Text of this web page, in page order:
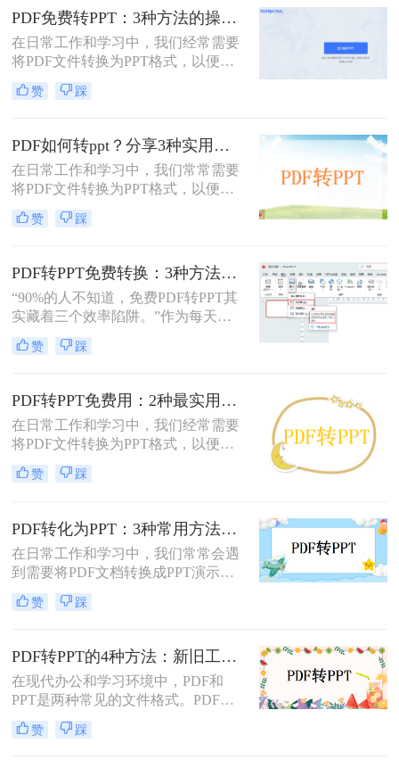
和动态展示效果。那么pdf转ppt怎么
操作呢？本文将介绍五种将PDF转换
为PPT的方法，帮助您轻松完成这一
任务。
PDF免费转PPT：3种方法的操作步骤和常见报错处理!
在日常工作和学习中，我们经常需要
将PDF文件转换为PPT格式，以便进
行演示和分享。那么如何免费将pdf转
换成PPT呢？本文将介绍三种免费将
赞 踩
PDF如何转ppt？分享3种实用的压缩方法！
在日常工作和学习中，我们常常需要
将PDF文件转换为PPT格式，以便进
行演示或进一步编辑。PDF文件以其
固定格式和跨平台的优势而广受欢
辑功能和动态展示效果。那么PDF如
何转PPT呢？本文将介绍三种将PDF
转换为PPT的方法，帮助您轻松完成
这一任务。
赞 踩
PDF转PPT免费转换：3种方法的隐藏功能和效率差异！
“90%的人不知道，免费PDF转PPT其
实藏着三个效率陷阱。”作为每天处
理20+份文档的办公博主，我见过太
多人被“免费转换”的噱头坑过——要
要么扫描版PDF转完还是图片格式，
更有甚者因为文件包含商业数据，转
换后收到平台的“付费解锁”勒索邮
件。
赞 踩
PDF转PPT免费用：2种最实用的操作路径和避坑要点！
在日常工作和学习中，我们经常需要
将PDF文件转换为PPT格式，以便进
行演示或编辑。那么怎么把pdf转换成
ppt免费呢？本文将介绍两种免费将
完成转换任务。
赞 踩
PDF转化为PPT：3种常用方法在不同PPT版本下的兼容性！
在日常工作和学习中，我们常常会遇
到需要将PDF文档转换成PPT演示文
稿的情况。无论是为了更好地展示信
息，还是为了方便编辑，掌握如何进
么怎么将pdf转化为ppt呢？本文将介
绍三种常用的方法来实现PDF到PPT
的转换。
赞 踩
PDF转PPT的4种方法：新旧工具对比，哪个更适合批量转换！
在现代办公和学习环境中，PDF和
PPT是两种常见的文件格式。PDF文
件因其跨平台性和不易修改性而广受
欢迎，而PPT则因其强大的演示功能
赞 踩